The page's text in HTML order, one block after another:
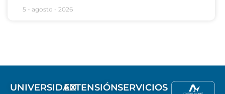
5 - agosto - 2026
UNIVERSIDADEXTENSIÓNSERVICIOS